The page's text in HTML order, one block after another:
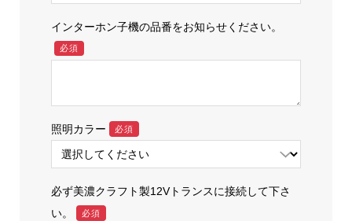
インターホン子機の品番をお知らせください。
必須
照明カラー 必須
必ず美濃クラフト製12Vトランスに接続して下さ
い。
必須